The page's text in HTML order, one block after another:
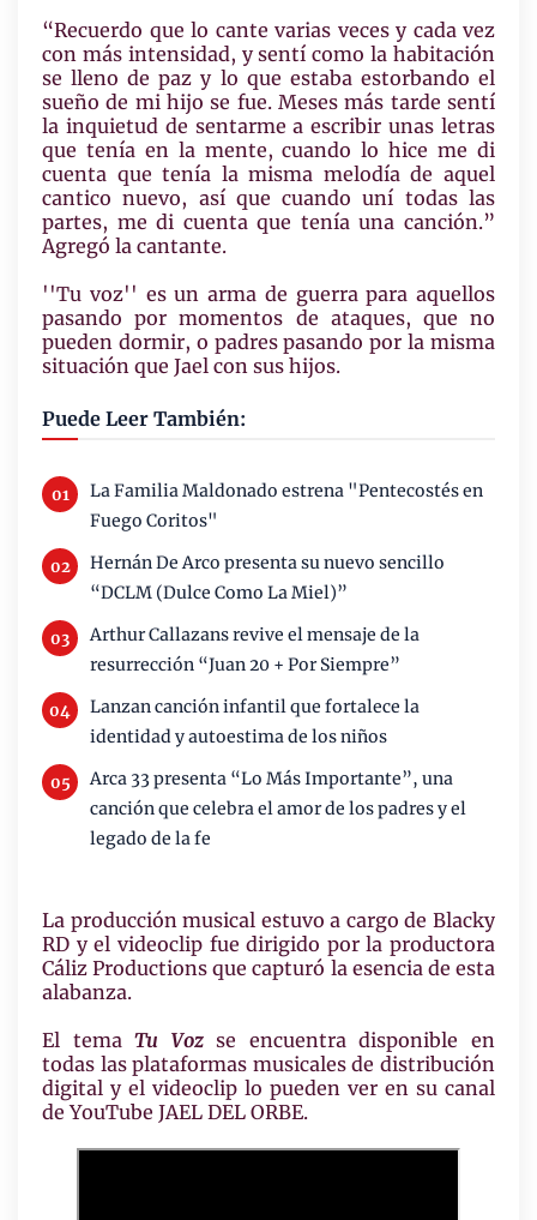
“Recuerdo que lo cante varias veces y cada vez
con más intensidad, y sentí como la habitación
se lleno de paz y lo que estaba estorbando el
sueño de mi hijo se fue. Meses más tarde sentí
la inquietud de sentarme a escribir unas letras
que tenía en la mente, cuando lo hice me di
cuenta que tenía la misma melodía de aquel
cantico nuevo, así que cuando uní todas las
partes, me di cuenta que tenía una canción.”
Agregó la cantante.
''Tu voz'' es un arma de guerra para aquellos
pasando por momentos de ataques, que no
pueden dormir, o padres pasando por la misma
situación que Jael con sus hijos.
Puede Leer También:
La Familia Maldonado estrena "Pentecostés en
Fuego Coritos"
Hernán De Arco presenta su nuevo sencillo
“DCLM (Dulce Como La Miel)”
Arthur Callazans revive el mensaje de la
resurrección “Juan 20 + Por Siempre”
Lanzan canción infantil que fortalece la
identidad y autoestima de los niños
Arca 33 presenta “Lo Más Importante”, una
canción que celebra el amor de los padres y el
legado de la fe
La producción musical estuvo a cargo de Blacky
RD y el videoclip fue dirigido por la productora
Cáliz Productions que capturó la esencia de esta
alabanza.
El temaTu Voz se encuentra disponible en
todas las plataformas musicales de distribución
digital y el videoclip lo pueden ver en su canal
de YouTube JAEL DEL ORBE.